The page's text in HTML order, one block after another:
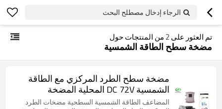
الرجاء إدخال مصطلح البحث
تم العثور على 2 من المنتجات حول
مضخة سطح الطاقة الشمسية
مضخة سطح الطرد المركزي مع الطاقة
الشمسية DC 72V المحلية المضخة
الشمسية
المضاعف الطاقة الشمسية السطحية مضخات الطرد